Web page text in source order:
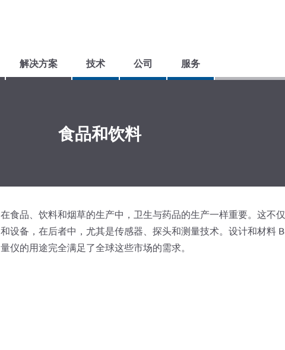
解决方案 技术 公司 服务
食品和饮料
在食品、饮料和烟草的生产中，卫生与药品的生产一样重要。这不
和设备，在后者中，尤其是传感器、探头和测量技术。设计和材料
量仪的用途完全满足了全球这些市场的需求。